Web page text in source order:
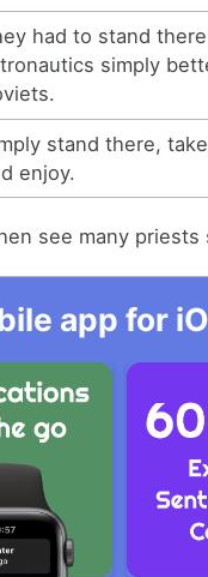
had to stand
simply
stand there,
enjoy.
see many priests
app for